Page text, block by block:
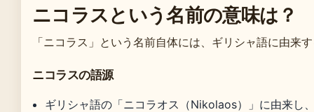
ニコラスという名前の意味は？
「ニコラス」という名前自体には、ギリシャ語に由来
ニコラスの語源
ギリシャ語の「ニコラオス（Nikolaos）」に由来し